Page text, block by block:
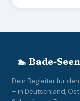
🏊 Bade-
Dein Begleiter für
– in Deutschland,